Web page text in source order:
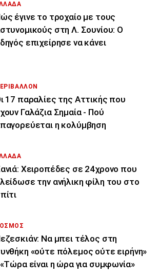
έγινε το τροχαίο με τους
στη Λ. Σουνίου: Ο
επιχείρησε να κάνει
17 παραλίες της Αττικής που
Γαλάζια Σημαία - Πού
η κολύμβηση
Χειροπέδες σε 24χρονο που
την ανήλικη φίλη του στο
Να μπει τέλος στη
«ούτε πόλεμος ούτε ειρήνη»
είναι η ώρα για συμφωνία»